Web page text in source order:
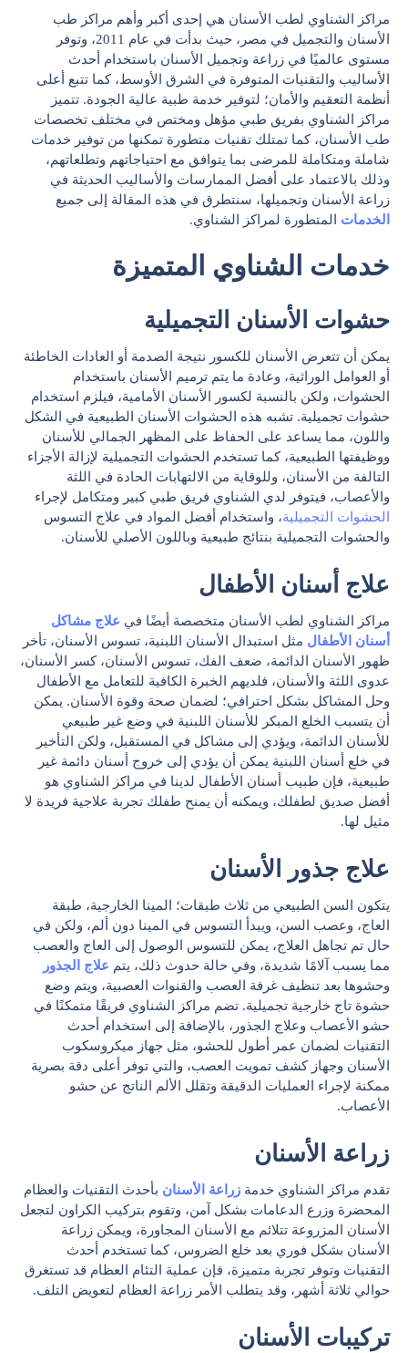
مراكز الشناوي لطب الأسنان هي إحدى أكبر وأهم مراكز طب
الأسنان والتجميل في مصر، حيث بدأت في عام 2011، وتوفر
مستوى عالميًا في زراعة وتجميل الأسنان باستخدام أحدث
الأساليب والتقنيات المتوفرة في الشرق الأوسط، كما تتبع أعلى
أنظمة التعقيم والأمان؛ لتوفير خدمة طبية عالية الجودة. تتميز
مراكز الشناوي بفريق طبي مؤهل ومختص في مختلف تخصصات
طب الأسنان، كما تمتلك تقنيات متطورة تمكنها من توفير خدمات
شاملة ومتكاملة للمرضى بما يتوافق مع احتياجاتهم وتطلعاتهم،
وذلك بالاعتماد على أفضل الممارسات والأساليب الحديثة في
زراعة الأسنان وتجميلها، سنتطرق في هذه المقالة إلى جميع
الخدمات المتطورة لمراكز الشناوي.
خدمات الشناوي المتميزة
حشوات الأسنان التجميلية
يمكن أن تتعرض الأسنان للكسور نتيجة الصدمة أو العادات الخاطئة
أو العوامل الوراثية، وعادة ما يتم ترميم الأسنان باستخدام
الحشوات، ولكن بالنسبة لكسور الأسنان الأمامية، فيلزم استخدام
حشوات تجميلية. تشبه هذه الحشوات الأسنان الطبيعية في الشكل
واللون، مما يساعد على الحفاظ على المظهر الجمالي للأسنان
ووظيفتها الطبيعية، كما تستخدم الحشوات التجميلية لإزالة الأجزاء
التالفة من الأسنان، وللوقاية من الالتهابات الحادة في اللثة
والأعصاب، فيتوفر لدي الشناوي فريق طبي كبير ومتكامل لإجراء
الحشوات التجميلية، واستخدام أفضل المواد في علاج التسوس
والحشوات التجميلية بنتائج طبيعية وباللون الأصلي للأسنان.
علاج أسنان الأطفال
مراكز الشناوي لطب الأسنان متخصصة أيضًا في علاج مشاكل
أسنان الأطفال مثل استبدال الأسنان اللبنية، تسوس الأسنان، تأخر
ظهور الأسنان الدائمة، ضعف الفك، تسوس الأسنان، كسر الأسنان،
عدوى اللثة والأسنان، فلديهم الخبرة الكافية للتعامل مع الأطفال
وحل المشاكل بشكل احترافي؛ لضمان صحة وقوة الأسنان. يمكن
أن يتسبب الخلع المبكر للأسنان اللبنية في وضع غير طبيعي
للأسنان الدائمة، ويؤدي إلى مشاكل في المستقبل، ولكن التأخير
في خلع أسنان اللبنية يمكن أن يؤدي إلى خروج أسنان دائمة غير
طبيعية، فإن طبيب أسنان الأطفال لدينا في مراكز الشناوي هو
أفضل صديق لطفلك، ويمكنه أن يمنح طفلك تجربة علاجية فريدة لا
مثيل لها.
علاج جذور الأسنان
يتكون السن الطبيعي من ثلاث طبقات؛ المينا الخارجية، طبقة
العاج، وعصب السن، ويبدأ التسوس في المينا دون ألم، ولكن في
حال تم تجاهل العلاج، يمكن للتسوس الوصول إلى العاج والعصب
مما يسبب آلامًا شديدة، وفي حالة حدوث ذلك، يتم علاج الجذور
وحشوها بعد تنظيف غرفة العصب والقنوات العصبية، ويتم وضع
حشوة تاج خارجية تجميلية. تضم مراكز الشناوي فريقًا متمكنًا في
حشو الأعصاب وعلاج الجذور، بالإضافة إلى استخدام أحدث
التقنيات لضمان عمر أطول للحشو، مثل جهاز ميكروسكوب
الأسنان وجهاز كشف تمويت العصب، والتي توفر أعلى دقة بصرية
ممكنة لإجراء العمليات الدقيقة وتقلل الألم الناتج عن حشو
الأعصاب.
زراعة الأسنان
تقدم مراكز الشناوي خدمة زراعة الأسنان بأحدث التقنيات والعظام
المحضرة وزرع الدعامات بشكل آمن، وتقوم بتركيب الكراون لتجعل
الأسنان المزروعة تتلائم مع الأسنان المجاورة، ويمكن زراعة
الأسنان بشكل فوري بعد خلع الضروس، كما تستخدم أحدث
التقنيات وتوفر تجربة متميزة، فإن عملية التئام العظام قد تستغرق
حوالي ثلاثة أشهر، وقد يتطلب الأمر زراعة العظام لتعويض التلف.
تركيبات الأسنان